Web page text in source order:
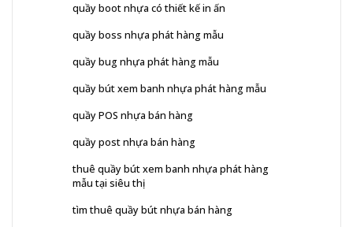
quầy boot nhựa có thiết kế in ấn
quầy boss nhựa phát hàng mẫu
quầy bug nhựa phát hàng mẫu
quầy bút xem banh nhựa phát hàng mẫu
quầy POS nhựa bán hàng
quầy post nhựa bán hàng
thuê quầy bút xem banh nhựa phát hàng
mẫu tại siêu thị
tìm thuê quầy bút nhựa bán hàng